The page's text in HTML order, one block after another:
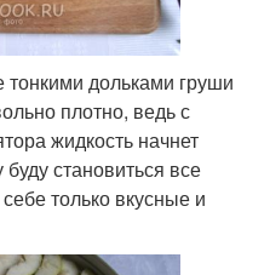
дольками груши
плотно, ведь с
жидкость начнет
становиться все
только вкусные и